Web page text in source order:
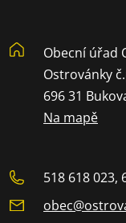
Obecní úřad
Ostrovánky
696 31
Na mapě
518 618 023,